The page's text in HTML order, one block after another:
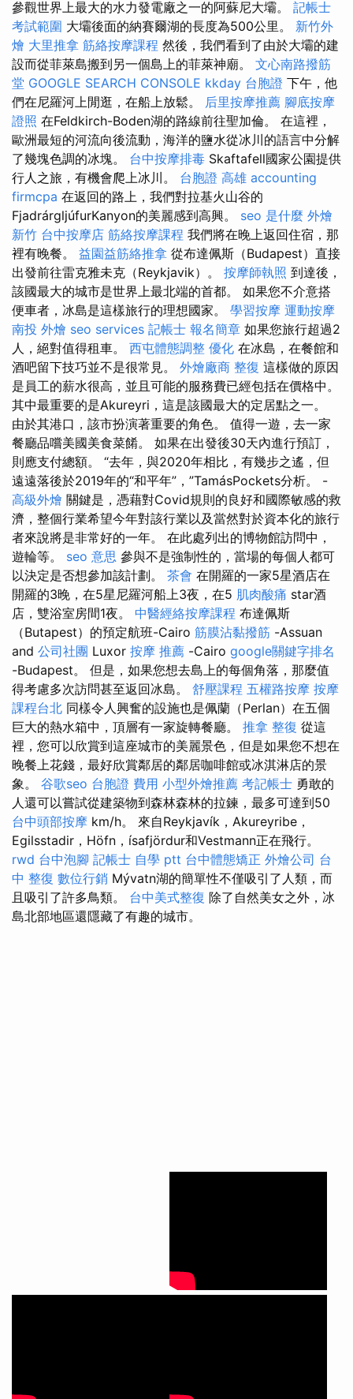
參觀世界上最大的水力發電廠之一的阿蘇尼大壩。 記帳士
考試範圍 大壩後面的納賽爾湖的長度為500公里。 新竹外
燴 大里推拿 筋絡按摩課程 然後，我們看到了由於大壩的建
設而從菲萊島搬到另一個島上的菲萊神廟。 文心南路撥筋
堂 GOOGLE SEARCH CONSOLE kkday 台胞證 下午，他
們在尼羅河上閒逛，在船上放鬆。 后里按摩推薦 腳底按摩
證照 在Feldkirch-Boden湖的路線前往聖加倫。 在這裡，
歐洲最短的河流向後流動，海洋的鹽水從冰川的語言中分解
了幾塊色調的冰塊。 台中按摩排毒 Skaftafell國家公園提供
行人之旅，有機會爬上冰川。 台胞證 高雄 accounting
firmcpa 在返回的路上，我們對拉基火山谷的
FjadrárgljúfurKanyon的美麗感到高興。 seo 是什麼 外燴
新竹 台中按摩店 筋絡按摩課程 我們將在晚上返回住宿，那
裡有晚餐。 益園益筋絡推拿 從布達佩斯（Budapest）直接
出發前往雷克雅未克（Reykjavik）。 按摩師執照 到達後，
該國最大的城市是世界上最北端的首都。 如果您不介意搭
便車者，冰島是這樣旅行的理想國家。 學習按摩 運動按摩
南投 外燴 seo services 記帳士 報名簡章 如果您旅行超過2
人，絕對值得租車。 西屯體態調整 優化 在冰島，在餐館和
酒吧留下技巧並不是很常見。 外燴廠商 整復 這樣做的原因
是員工的薪水很高，並且可能的服務費已經包括在價格中。
其中最重要的是Akureyri，這是該國最大的定居點之一。
由於其港口，該市扮演著重要的角色。 值得一遊，去一家
餐廳品嚐美國美食菜餚。 如果在出發後30天內進行預訂，
則應支付總額。 “去年，與2020年相比，有幾步之遙，但
遠遠落後於2019年的“和平年”，”TamásPockets分析。 -
高級外燴 關鍵是，憑藉對Covid規則的良好和國際敏感的救
濟，整個行業希望今年對該行業以及當然對於資本化的旅行
者來說將是非常好的一年。 在此處列出的博物館訪問中，
遊輪等。 seo 意思 參與不是強制性的，當場的每個人都可
以決定是否想參加該計劃。 茶會 在開羅的一家5星酒店在
開羅的3晚，在5星尼羅河船上3夜，在5 肌肉酸痛 star酒
店，雙浴室房間1夜。 中醫經絡按摩課程 布達佩斯
（Butapest）的預定航班-Cairo 筋膜沾黏撥筋 -Assuan
and 公司社團 Luxor 按摩 推薦 -Cairo google關鍵字排名
-Budapest。 但是，如果您想去島上的每個角落，那麼值
得考慮多次訪問甚至返回冰島。 舒壓課程 五權路按摩 按摩
課程台北 同樣令人興奮的設施也是佩蘭（Perlan）在五個
巨大的熱水箱中，頂層有一家旋轉餐廳。 推拿 整復 從這
裡，您可以欣賞到這座城市的美麗景色，但是如果您不想在
晚餐上花錢，最好欣賞鄰居的鄰居咖啡館或冰淇淋店的景
象。 谷歌seo 台胞證 費用 小型外燴推薦 考記帳士 勇敢的
人還可以嘗試從建築物到森林森林的拉鍊，最多可達到50
台中頭部按摩 km/h。 來自Reykjavík，Akureyribe，
Egilsstadir，Höfn，ísafjördur和Vestmann正在飛行。
rwd 台中泡腳 記帳士 自學 ptt 台中體態矯正 外燴公司 台
中 整復 數位行銷 Mývatn湖的簡單性不僅吸引了人類，而
且吸引了許多鳥類。 台中美式整復 除了自然美女之外，冰
島北部地區還隱藏了有趣的城市。